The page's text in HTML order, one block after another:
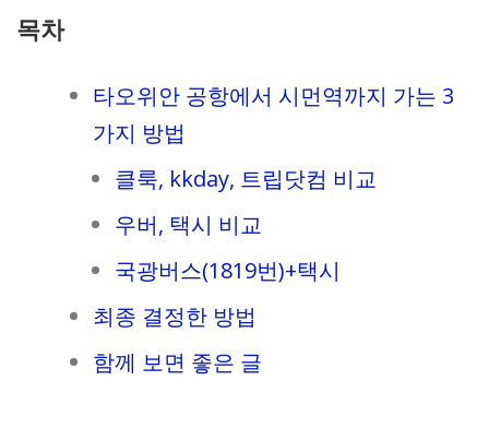
목차
타오위안 공항에서 시먼역까지 가는 3
가지 방법
클룩, kkday, 트립닷컴 비교
우버, 택시 비교
국광버스(1819번)+택시
최종 결정한 방법
함께 보면 좋은 글